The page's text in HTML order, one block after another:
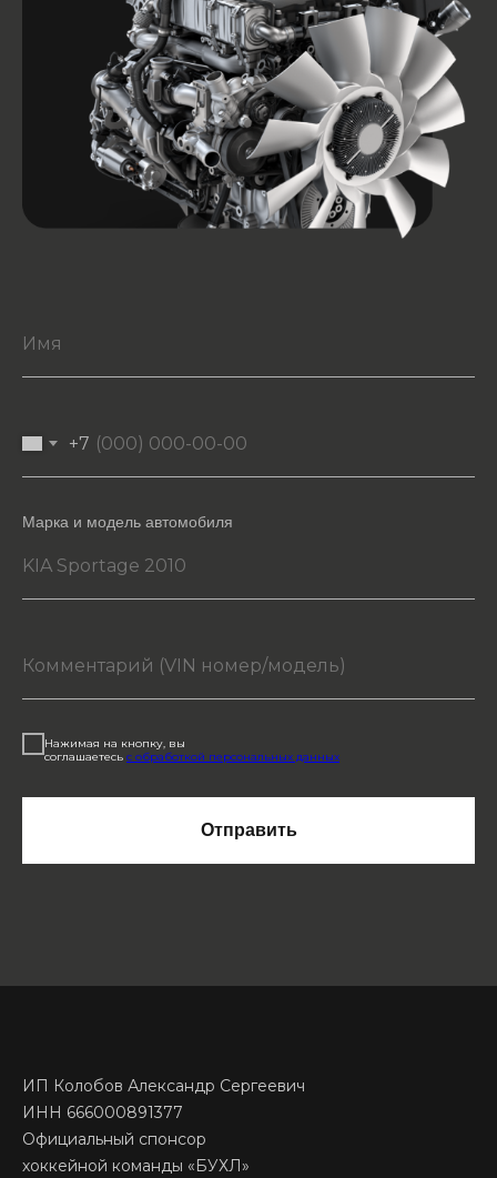
+7
Марка и модель автомобиля
Нажимая на кнопку, вы
соглашаетесь с обработкой персональных данных
Отправить
ИП Колобов Александр Сергеевич
ИНН 666000891377
Официальный спонсор
хоккейной команды «БУХЛ»